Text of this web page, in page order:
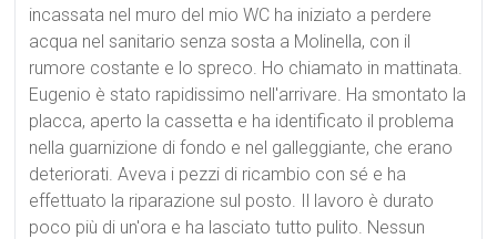
incassata nel muro del mio WC ha iniziato a perdere
acqua nel sanitario senza sosta a Molinella, con il
rumore costante e lo spreco. Ho chiamato in mattinata.
Eugenio è stato rapidissimo nell'arrivare. Ha smontato la
placca, aperto la cassetta e ha identificato il problema
nella guarnizione di fondo e nel galleggiante, che erano
deteriorati. Aveva i pezzi di ricambio con sé e ha
effettuato la riparazione sul posto. Il lavoro è durato
poco più di un'ora e ha lasciato tutto pulito. Nessun